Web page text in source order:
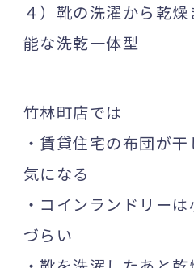
４）靴の洗濯から乾
能な洗乾一体型
竹林町店では
・賃貸住宅の布団が
気になる
・コインランドリー
づらい